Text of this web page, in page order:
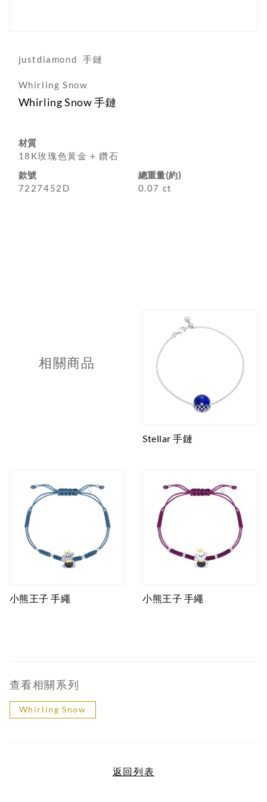
justdiamond 手鏈
Whirling Snow
Whirling Snow 手鏈
材質
18K玫瑰色黃金 + 鑽石
款號
7227452D
總重量(約)
0.07 ct
相關商品
Stellar 手鏈
小熊王子 手繩 小熊王子 手繩
查看相關系列
Whirling Snow
返回列表